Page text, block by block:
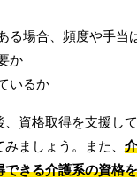
る場合、頻度や手当
か
いるか
資格取得を支援し
みましょう。また、
できる介護系の資格